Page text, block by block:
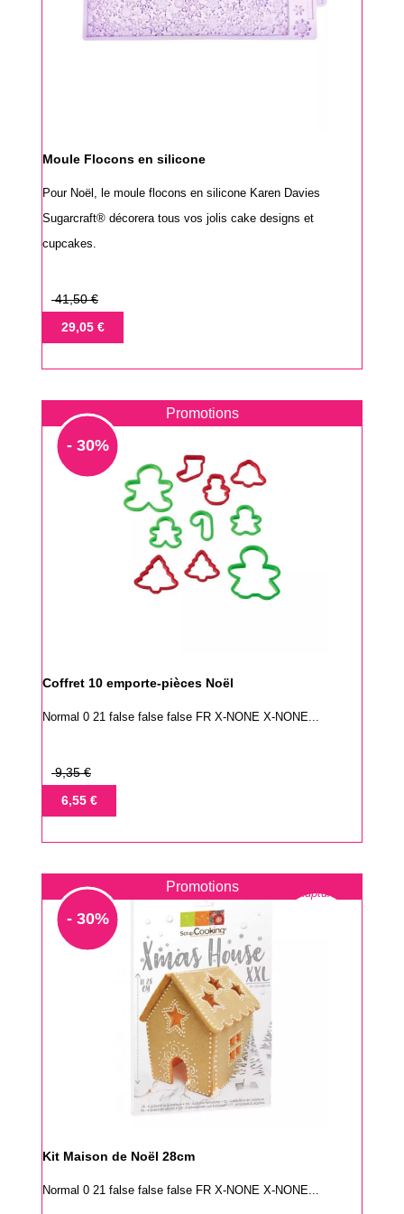
Moule Flocons en silicone
Pour Noël, le moule flocons en silicone Karen Davies
Sugarcraft® décorera tous vos jolis cake designs et
cupcakes.
Prix
base
41,50 €
Prix29,05 €
Promotions
- 30%
Coffret 10 emporte-pièces Noël
Normal 0 21 false false false FR X-NONE X-NONE...
Prix
base
9,35 €
Prix6,55 €
Rupture
Promotions
- 30%
Kit Maison de Noël 28cm
Normal 0 21 false false false FR X-NONE X-NONE...